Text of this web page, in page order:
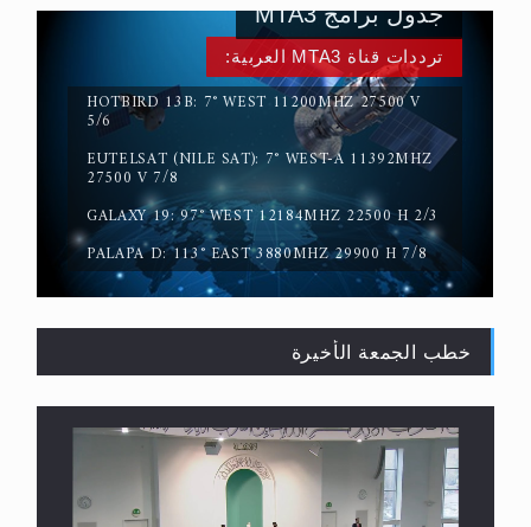
حقيقة المسيح الدجال
القرآن قاضٍ وحكمٌ على السنة ومهيمنٌ عليها.. ليس
العكس
ترددات قناة MTA3 العربية:
HOTBIRD 13B: 7° WEST 11200MHZ 27500 V
5/6
EUTELSAT (NILE SAT): 7° WEST-A 11392MHZ
27500 V 7/8
GALAXY 19: 97° WEST 12184MHZ 22500 H 2/3
PALAPA D: 113° EAST 3880MHZ 29900 H 7/8
جدول برامج MTA3
خطب الجمعة الأخيرة